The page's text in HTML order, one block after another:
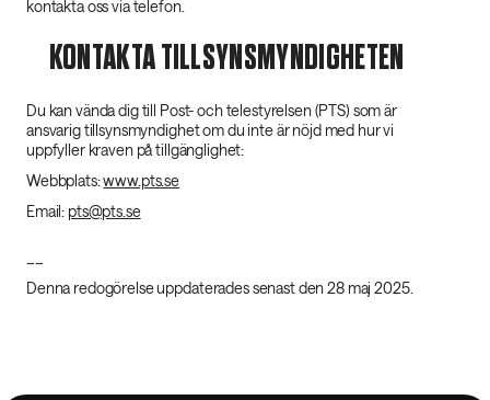
kontakta oss via telefon.
KONTAKTA TILLSYNSMYNDIGHETEN
Du kan vända dig till Post- och telestyrelsen (PTS) som är
ansvarig tillsynsmyndighet om du inte är nöjd med hur vi
uppfyller kraven på tillgänglighet:
Webbplats:www.pts.se
Email: pts@pts.se
Denna redogörelse uppdaterades senast den 28 maj 2025.